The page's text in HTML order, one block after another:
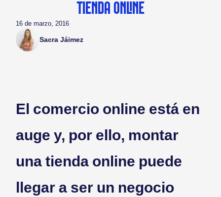
TIENDA ONLINE
16 de marzo, 2016
Sacra Jáimez
El comercio online está en
auge y, por ello, montar
una tienda online puede
llegar a ser un negocio